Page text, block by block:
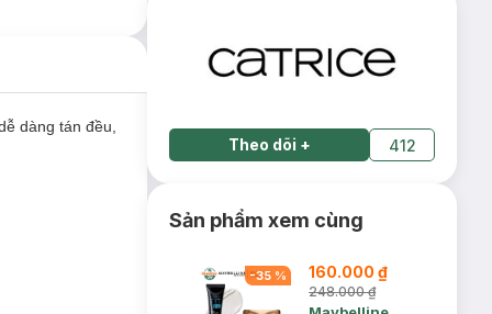
dàng tán đều,
Theo dõi + 412
Sản phẩm xem cùng
-35 % 160.000 ₫
248.000 ₫